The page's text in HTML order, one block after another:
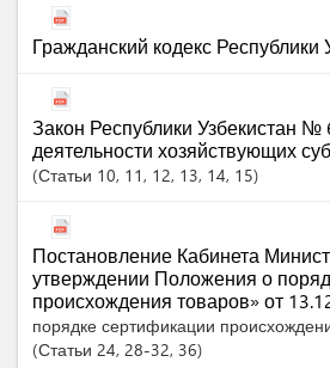
Гражданский кодекс Республики
Закон Республики Узбекистан
деятельности хозяйствующих
Статьи 10, 11 , 12, 13, 14, 15
Постановление Кабинета
утверждении Положения о
происхождения товаров» от
порядке сертификации
Статьи 24, 28-32, 36